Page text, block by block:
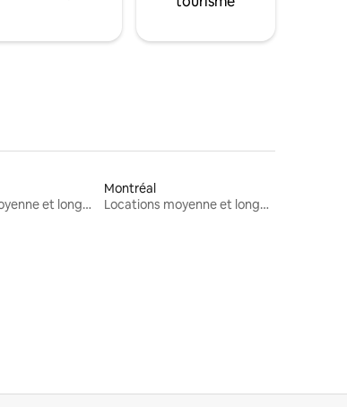
Locations moyenne et longue durée
Montréal
Locations moyenne et longue durée